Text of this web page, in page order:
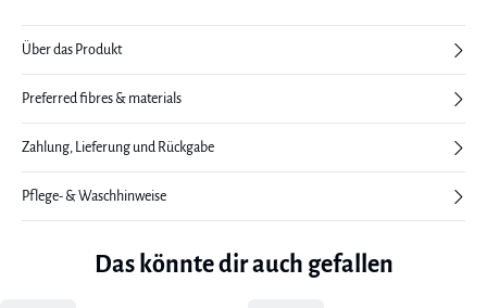
Über das Produkt
Preferred fibres & materials
Zahlung, Lieferung und Rückgabe
Pflege- & Waschhinweise
Das könnte dir auch gefallen